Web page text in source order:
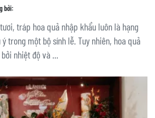
bởi:
tráp hoa quả nhập khẩu luôn là hạng
trong một bộ sính lễ. Tuy nhiên, hoa quả
nhiệt độ và ...